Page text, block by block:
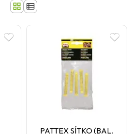
PATTEX SÍTKO (BAL.